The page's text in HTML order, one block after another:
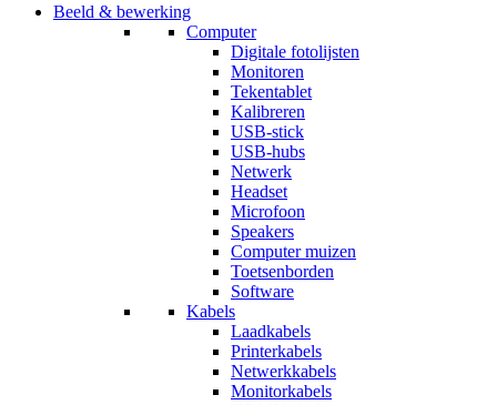
Beeld & bewerking
Computer
Digitale fotolijsten
Monitoren
Tekentablet
Kalibreren
USB-stick
USB-hubs
Netwerk
Headset
Microfoon
Speakers
Computer muizen
Toetsenborden
Software
Kabels
Laadkabels
Printerkabels
Netwerkkabels
Monitorkabels